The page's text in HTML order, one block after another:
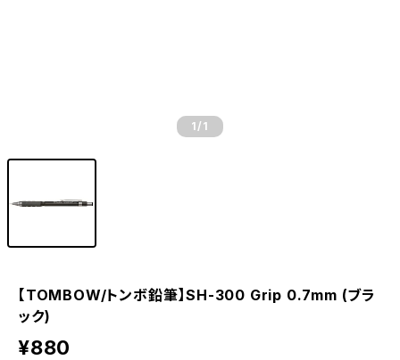
1 /1
【TOMBOW/トンボ鉛筆】SH-300 Grip 0.7mm (ブラ
ック)
¥880